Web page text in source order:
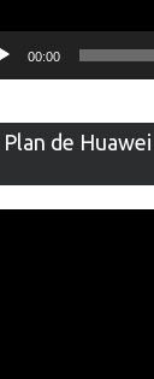
00:00
Plan de